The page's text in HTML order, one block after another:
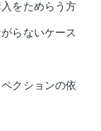
をためらう方
らないケース
クションの依